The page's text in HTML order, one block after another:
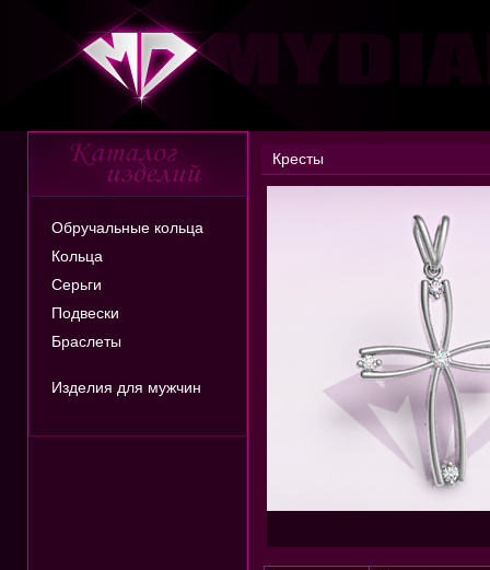
Обручальные кольца
Кольца
Серьги
Подвески
Браслеты
Изделия для мужчин
Кресты